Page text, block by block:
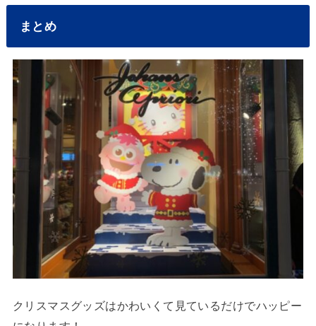
まとめ
クリスマスグッズはかわいくて見ているだけでハッピー